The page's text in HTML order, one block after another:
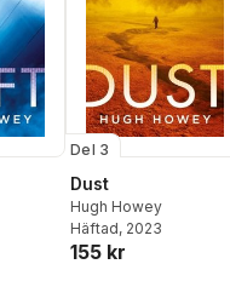
Del 3
Dust
Hugh Howey
Häftad, 2023
155 kr